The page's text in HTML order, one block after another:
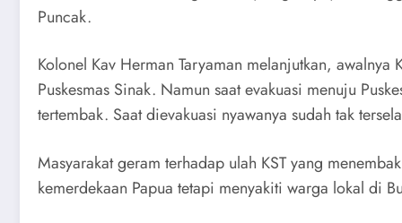
Puncak.
Kolonel Kav Herman Taryaman melanjutkan,
Puskesmas Sinak. Namun saat evakuasi menuju
tertembak. Saat dievakuasi nyawanya sudah tak
Masyarakat geram terhadap ulah KST yang
kemerdekaan Papua tetapi menyakiti warga lokal di